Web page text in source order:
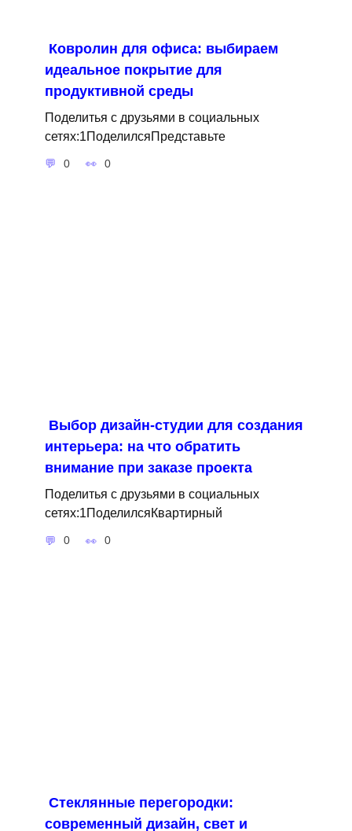
Ковролин для офиса: выбираем
идеальное покрытие для
продуктивной среды
Поделитья с друзьями в социальных
сетях:1ПоделилсяПредставьте
0 0
Выбор дизайн-студии для создания
интерьера: на что обратить
внимание при заказе проекта
Поделитья с друзьями в социальных
сетях:1ПоделилсяКвартирный
0 0
Стеклянные перегородки:
современный дизайн, свет и